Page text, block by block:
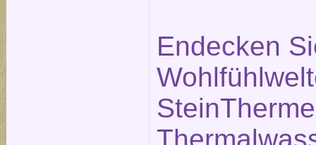
Endecken